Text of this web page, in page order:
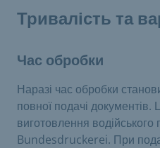
Тривалість та
Час обробки
Наразі час обробки
повної подачі
виготовлення водійського
Bundesdruckerei. При